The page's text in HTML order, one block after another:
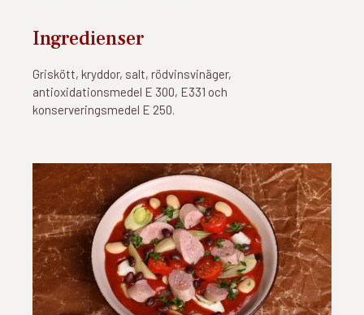
Ingredienser
Griskött, kryddor, salt, rödvinsvinäger,
antioxidationsmedel E 300, E331 och
konserveringsmedel E 250.